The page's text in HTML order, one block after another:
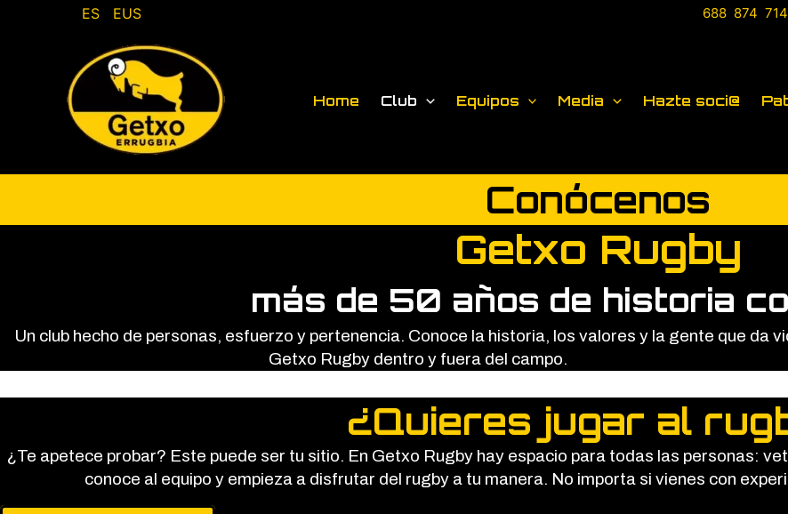
ES EUS 688 874 714
Home Club Equipos Media Hazte soci@
Conócenos
Getxo Rugby
más de 50 años de historia
Un club hecho de personas, esfuerzo y pertenencia. Conoce la historia, los valores y la gente que da
Getxo Rugby dentro y fuera del campo.
¿Quieres jugar al
¿Te apetece probar? Este puede ser tu sitio. En Getxo Rugby hay espacio para todas las personas:
conoce al equipo y empieza a disfrutar del rugby a tu manera. No importa si vienes con